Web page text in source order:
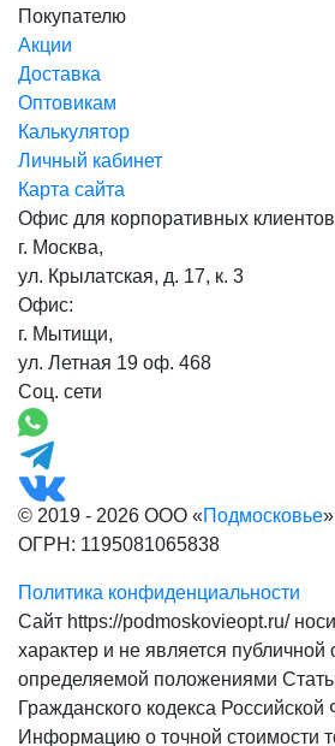
Покупателю
Акции
Доставка
Оптовикам
Калькулятор
Личный кабинет
Карта сайта
Офис для корпоративных
г. Москва,
ул. Крылатская, д. 17, к. 3
Офис:
г. Мытищи,
ул. Летная 19 оф. 468
Соц. сети
© 2019 - 2026 ООО «Подмосковье
ОГРН: 1195081065838
Политика конфиденциальности
Сайт https://podmoskovieopt.ru/
характер и не является публичной
определяемой положениями
Гражданского кодекса
Информацию о точной стоимости